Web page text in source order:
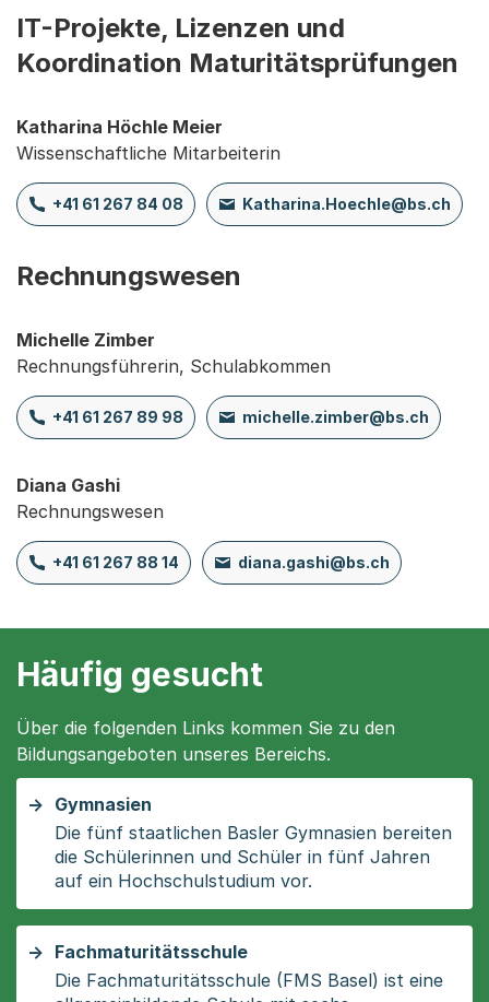
IT-Projekte, Lizenzen und
Koordination Maturitätsprüfungen
Katharina Höchle Meier
Wissenschaftliche Mitarbeiterin
+41 61 267 84 08 Katharina.Hoechle@bs.ch
Rechnungswesen
Michelle Zimber
Rechnungsführerin, Schulabkommen
+41 61 267 89 98 michelle.zimber@bs.ch
Diana Gashi
Rechnungswesen
+41 61 267 88 14 diana.gashi@bs.ch
Häufig gesucht
Über die folgenden Links kommen Sie zu den
Bildungsangeboten unseres Bereichs.
Gymnasien
Die fünf staatlichen Basler Gymnasien bereiten
die Schülerinnen und Schüler in fünf Jahren
auf ein Hochschulstudium vor.
Fachmaturitätsschule
Die Fachmaturitätsschule (FMS Basel) ist eine